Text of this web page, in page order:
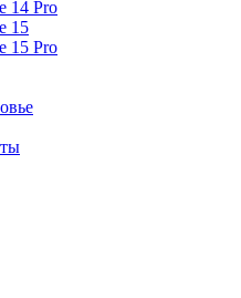
14 Pro
15
15 Pro